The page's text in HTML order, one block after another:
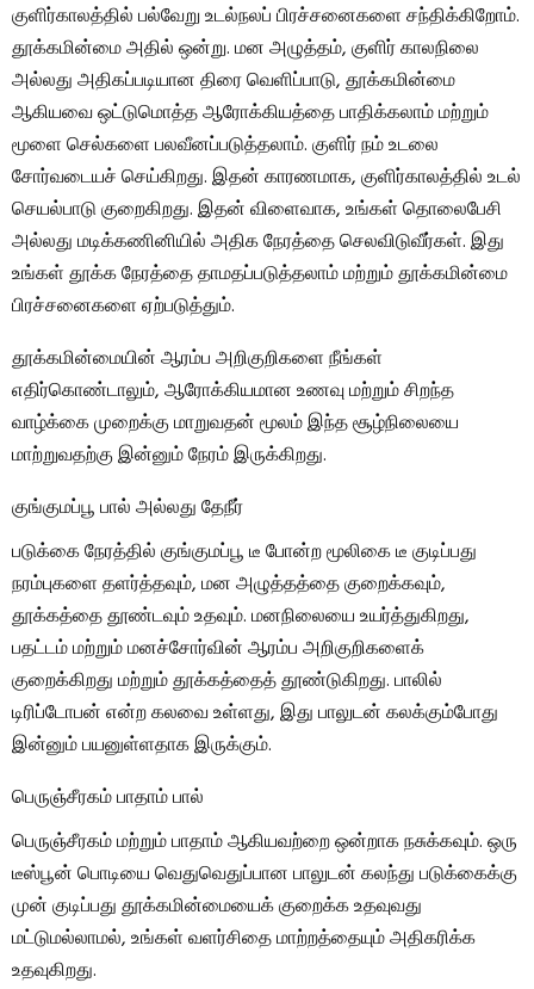
குளிர்காலத்தில் பல்வேறு உடல்நலப் பிரச்சனைகளை சந்திக்கிறோம்.
தூக்கமின்மை அதில் ஒன்று. மன அழுத்தம், குளிர் காலநிலை
அல்லது அதிகப்படியான திரை வெளிப்பாடு, தூக்கமின்மை
ஆகியவை ஒட்டுமொத்த ஆரோக்கியத்தை பாதிக்கலாம் மற்றும்
மூளை செல்களை பலவீனப்படுத்தலாம். குளிர் நம் உடலை
சோர்வடையச் செய்கிறது. இதன் காரணமாக, குளிர்காலத்தில் உடல்
செயல்பாடு குறைகிறது. இதன் விளைவாக, உங்கள் தொலைபேசி
அல்லது மடிக்கணினியில் அதிக நேரத்தை செலவிடுவீர்கள். இது
உங்கள் தூக்க நேரத்தை தாமதப்படுத்தலாம் மற்றும் தூக்கமின்மை
பிரச்சனைகளை ஏற்படுத்தும்.
தூக்கமின்மையின் ஆரம்ப அறிகுறிகளை நீங்கள்
எதிர்கொண்டாலும், ஆரோக்கியமான உணவு மற்றும் சிறந்த
வாழ்க்கை முறைக்கு மாறுவதன் மூலம் இந்த சூழ்நிலையை
மாற்றுவதற்கு இன்னும் நேரம் இருக்கிறது.
குங்குமப்பூ பால் அல்லது தேநீர்
படுக்கை நேரத்தில் குங்குமப்பூ டீ போன்ற மூலிகை டீ குடிப்பது
நரம்புகளை தளர்த்தவும், மன அழுத்தத்தை குறைக்கவும்,
தூக்கத்தை தூண்டவும் உதவும். மனநிலையை உயர்த்துகிறது,
பதட்டம் மற்றும் மனச்சோர்வின் ஆரம்ப அறிகுறிகளைக்
குறைக்கிறது மற்றும் தூக்கத்தைத் தூண்டுகிறது. பாலில்
டிரிப்டோபன் என்ற கலவை உள்ளது, இது பாலுடன் கலக்கும்போது
இன்னும் பயனுள்ளதாக இருக்கும்.
பெருஞ்சீரகம் பாதாம் பால்
பெருஞ்சீரகம் மற்றும் பாதாம் ஆகியவற்றை ஒன்றாக நசுக்கவும். ஒரு
டீஸ்பூன் பொடியை வெதுவெதுப்பான பாலுடன் கலந்து படுக்கைக்கு
முன் குடிப்பது தூக்கமின்மையைக் குறைக்க உதவுவது
மட்டுமல்லாமல், உங்கள் வளர்சிதை மாற்றத்தையும் அதிகரிக்க
உதவுகிறது.